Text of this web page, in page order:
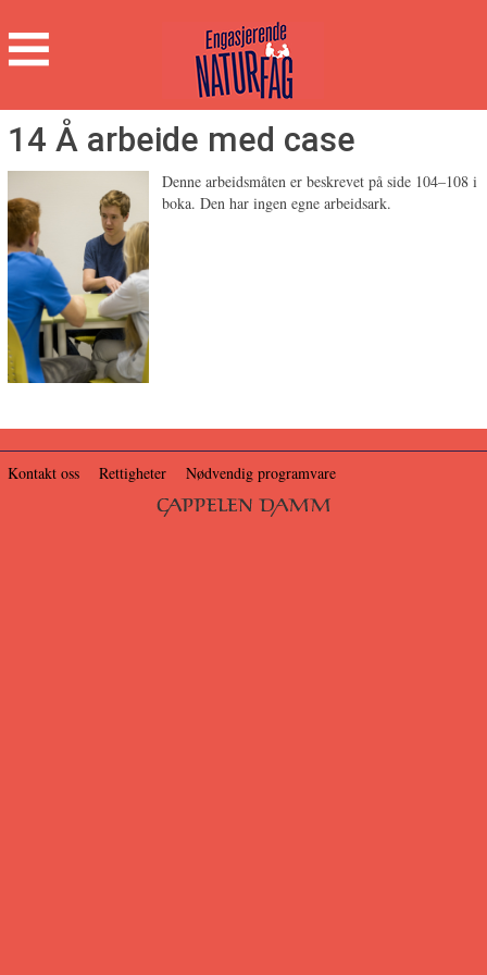
Hovedmeny
Naturfag
14 Å arbeide med case
Denne arbeidsmåten er beskrevet på side 104–108 i
boka. Den har ingen egne arbeidsark.
Kontakt oss Rettigheter Nødvendig programvare